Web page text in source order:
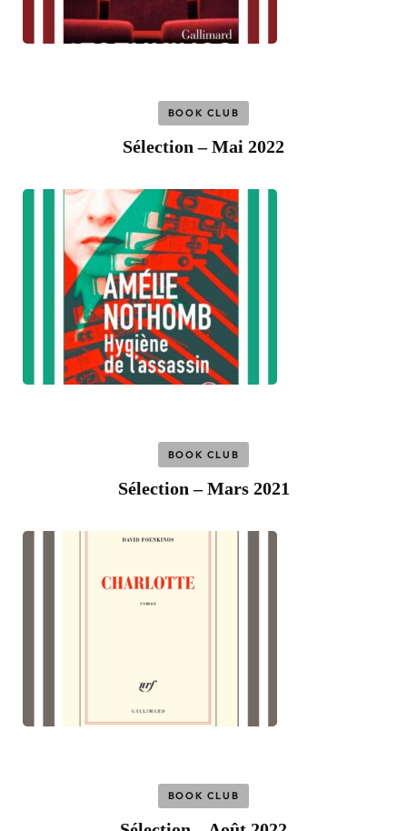
BOOK CLUB
Sélection – Mai 2022
BOOK CLUB
Sélection – Mars 2021
BOOK CLUB